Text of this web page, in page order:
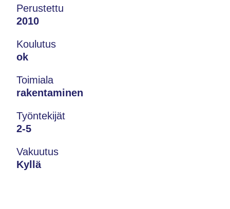
Perustettu
2010
Koulutus
ok
Toimiala
rakentaminen
Työntekijät
2-5
Vakuutus
Kyllä